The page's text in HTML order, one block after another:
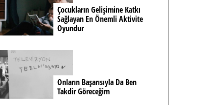
Çocukların Gelişimine Katkı
Sağlayan En Önemli Aktivite
Oyundur
Onların Başarısıyla Da Ben
Takdir Göreceğim